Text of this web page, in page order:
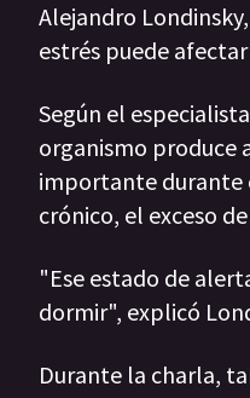
Alejandro
estrés puede
Según el
organismo produce
importante durante
crónico, el exceso
"Ese estado de
dormir", explicó
Durante la charla,